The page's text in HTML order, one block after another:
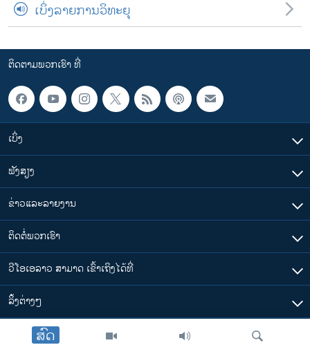
ສົດ
ເບິ່ງລາຍການວິທະຍຸ
ຕິດຕາມພວກເຮົາ ທີ່
ເບິ່ງ
ຟັງສຽງ
ຂ່າວແລະລາຍງານ
ຕິດຕໍ່ພວກເຮົາ
ວີໂອເອລາວ ສາມາດ ເຂົ້າເຖິງໄດ້ທີ່
​ລິ້ງ​ຕ່າງໆ
ຕາມເວລາໃນລາວ